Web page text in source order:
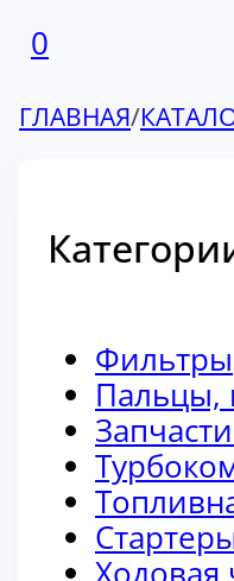
0
ГЛАВНАЯ/
Фильтры
Пальцы,